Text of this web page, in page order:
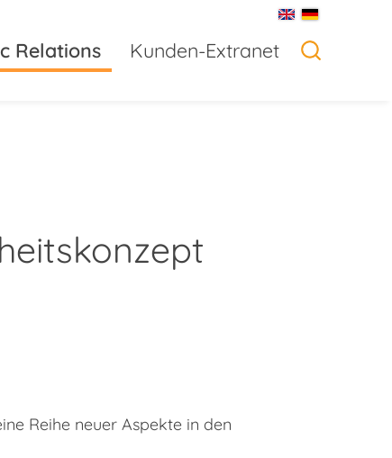
Relations Kunden-Extranet '
Reihe neuer Aspekte in den